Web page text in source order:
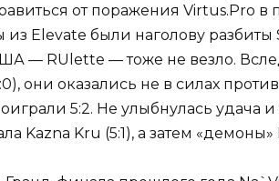
от поражения Virtus.Pro в
Elevate были наголову разбиты
— RUlette — тоже не везло.
они оказались не в силах
5:2. Не улыбнулась удача
Kazna Kru (5:1), а затем «демоны»